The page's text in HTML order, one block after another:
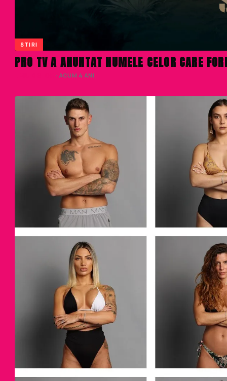
STIRI
PRO TV A ANUNTAT NUMELE CELOR CARE
· ACUM 4 ANI